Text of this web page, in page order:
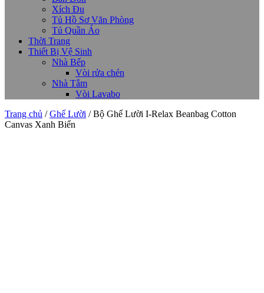
Xích Đu
Tủ Hồ Sơ Văn Phòng
Tủ Quần Áo
Thời Trang
Thiết Bị Vệ Sinh
Nhà Bếp
Vòi rửa chén
Nhà Tắm
Vòi Lavabo
Trang chủ /Ghế Lười / Bộ Ghế Lười I-Relax Beanbag Cotton
Canvas Xanh Biển